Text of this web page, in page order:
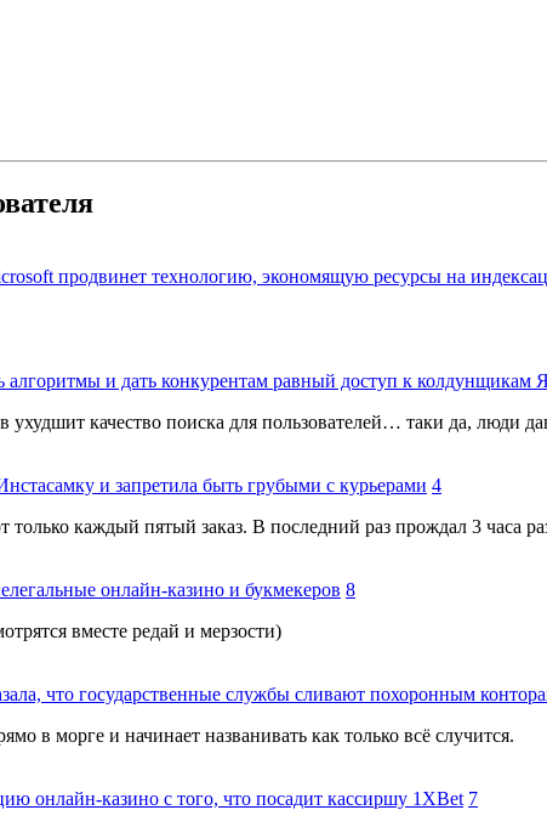
продвинет технологию, экономящую ресурсы на
алгоритмы и дать конкурентам равный доступ к колдунщикам
ухудшит качество поиска для пользователей… таки да, люди
и запретила быть грубыми с курьерами 4
только каждый пятый заказ. В последний раз прождал 3 часа
онлайн-казино и букмекеров 8
вместе редай и мерзости)
что государственные службы сливают похоронным
в морге и начинает названивать как только всё случится.
онлайн-казино с того, что посадит кассиршу 1XBet 7